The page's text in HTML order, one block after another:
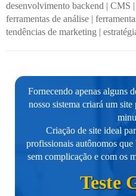
desenvolvimento backend | CMS |
ferramentas de análise |
tendências de marketing |
Fornecendo apenas alguns
nosso sistema criará um
Criação de site ideal
profissionais autônomos
sem complicação e com os
Teste